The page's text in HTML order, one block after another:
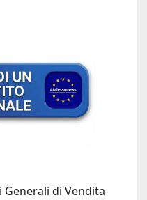
Generali di Vendita